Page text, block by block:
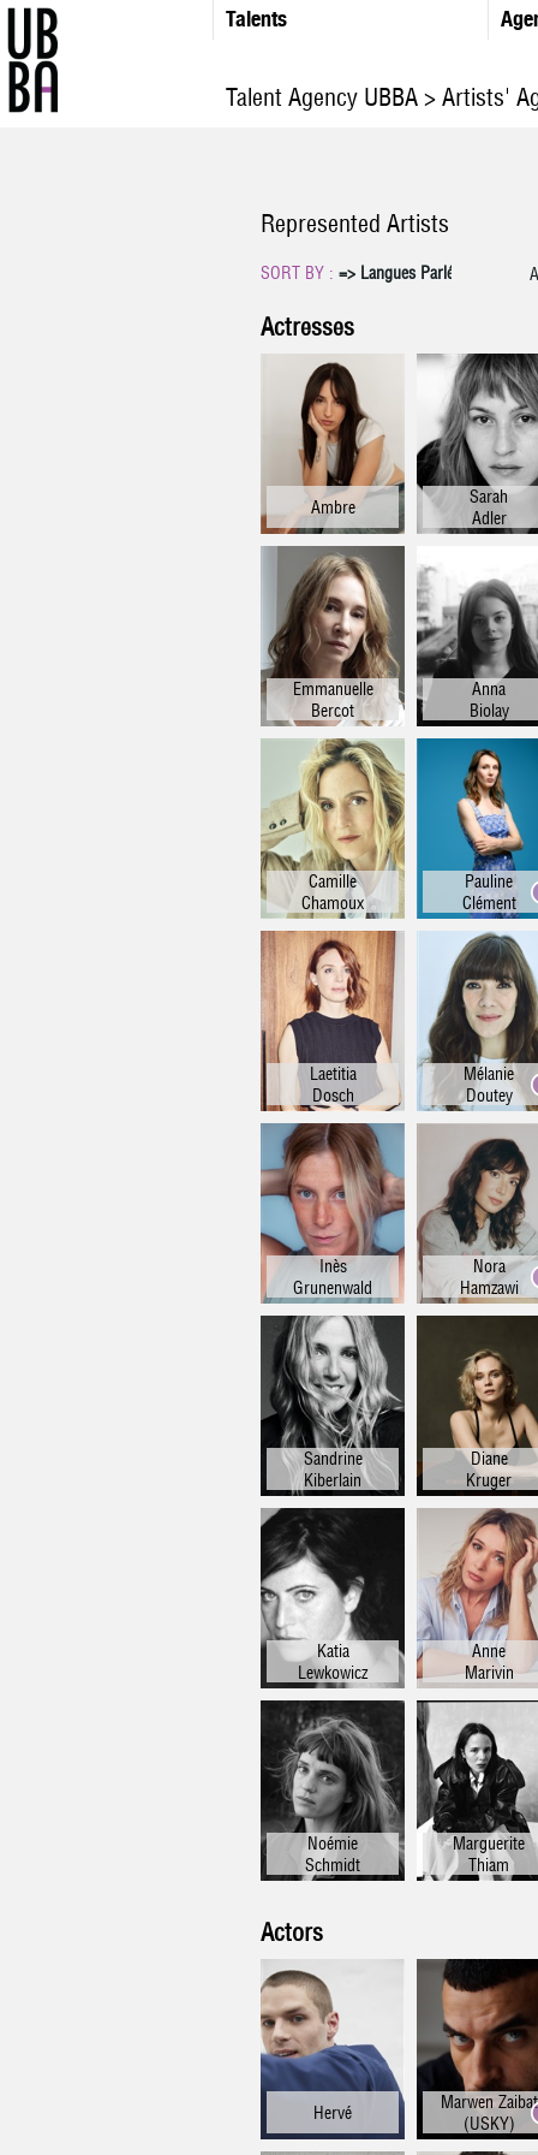
Talents
Talent Agency UBBA> Artists'
Represented Artists
SORT BY : => Langues Parlées <=:
Actresses
Ambre
Sarah
Adler
Emmanuelle
Bercot
Anna
Biolay
Camille
Chamoux
Pauline
Clément
Laetitia
Dosch
Mélanie
Doutey
Inès
Grunenwald
Nora
Hamzawi
Sandrine
Kiberlain
Diane
Kruger
Katia
Lewkowicz
Anne
Marivin
Noémie
Schmidt
Marguerite
Thiam
Actors
Hervé
Marwen Zaibat
(USKY)